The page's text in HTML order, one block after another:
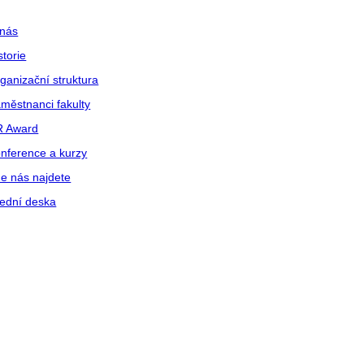
struktura
fakulty
Award
a kurzy
nás najdete
deska